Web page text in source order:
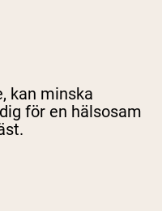
kan minska
för en hälsosam